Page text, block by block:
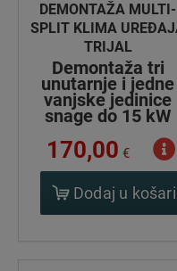
DEMONTAŽA MULTI-
SPLIT KLIMA
TRIJAL
Demontaža tri
unutarnje i jedne
vanjske jedinice
snage do 15 kW
170,00 €
Dodaj u